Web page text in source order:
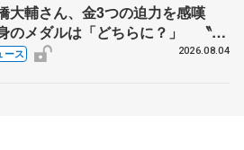
大輔さん、金3つの迫力を感嘆
のメダルは「どちらに？」 〝リ
弟〟オリンピック3連覇の野村忠
ース 2026.08.04